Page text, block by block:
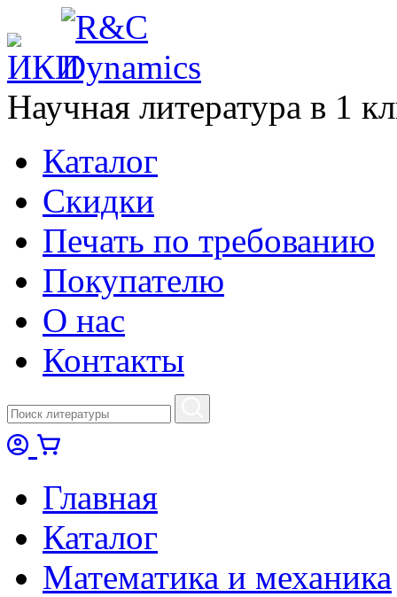
Научная литература в 1
Каталог
Cкидки
Печать по требованию
Покупателю
О нас
Контакты
Главная
Каталог
Математика и механика